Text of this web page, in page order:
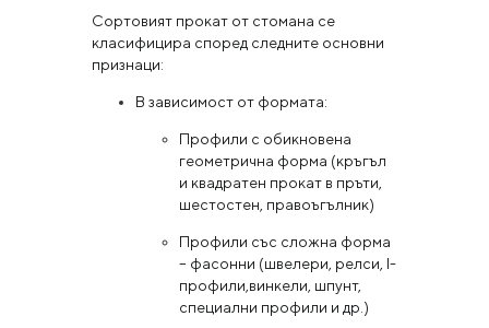
Сортовият прокат от стомана се
класифицира според следните основни
признаци:
В зависимост от формата:
Профили с обикновена
геометрична форма (кръгъл
и квадратен прокат в пръти,
шестостен, правоъгълник)
Профили със сложна форма
– фасонни (швелери, релси, I-
профили,винкели, шпунт,
специални профили и др.)